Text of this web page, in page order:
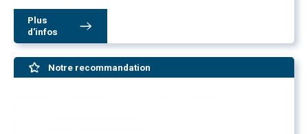
Plus
d'infos
Notre recommandation